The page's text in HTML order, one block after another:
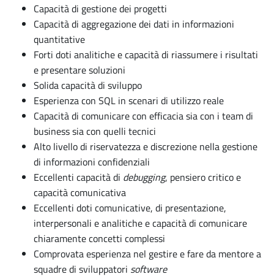
Capacità di gestione dei progetti
Capacità di aggregazione dei dati in informazioni
quantitative
Forti doti analitiche e capacità di riassumere i risultati
e presentare soluzioni
Solida capacità di sviluppo
Esperienza con SQL in scenari di utilizzo reale
Capacità di comunicare con efficacia sia con i team di
business sia con quelli tecnici
Alto livello di riservatezza e discrezione nella gestione
di informazioni confidenziali
Eccellenti capacità di debugging, pensiero critico e
capacità comunicativa
Eccellenti doti comunicative, di presentazione,
interpersonali e analitiche e capacità di comunicare
chiaramente concetti complessi
Comprovata esperienza nel gestire e fare da mentore a
squadre di sviluppatori software